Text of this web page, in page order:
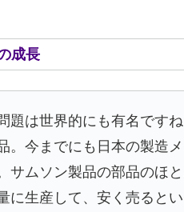
成長
題は世界的にも有名です
。今までにも日本の製造
サムソン製品の部品のほ
に生産して、安く売ると